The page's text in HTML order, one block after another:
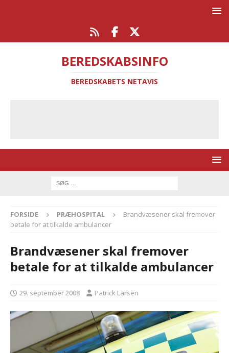
BEREDSKABSINFO
BEREDSKABETS NETAVIS
FORSIDE PRÆHOSPITAL
Brandvæsener skal fremover
betale for at tilkalde ambulancer
Brandvæsener skal fremover
betale for at tilkalde ambulancer
29. september 2008 Patrick Larsen